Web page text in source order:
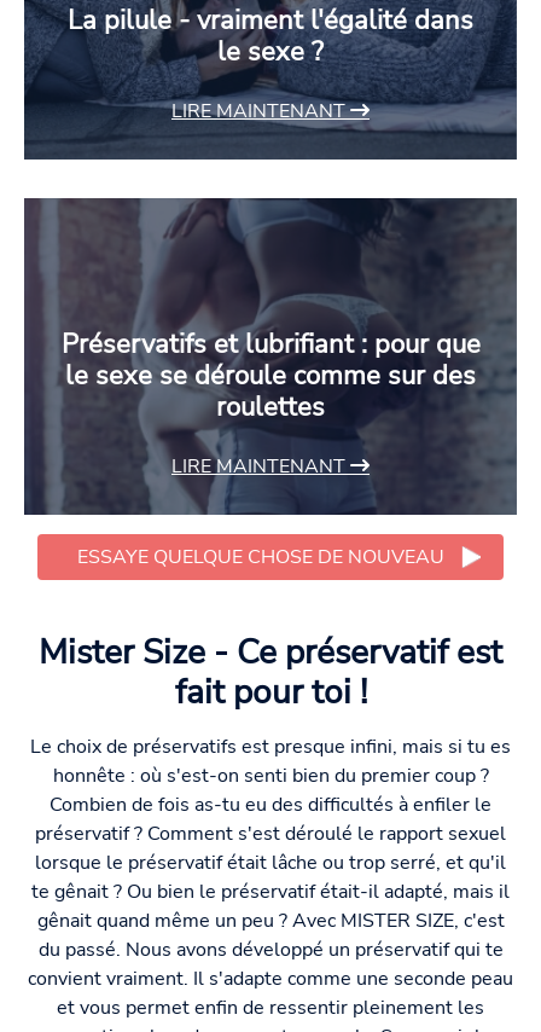
La pilule - vraiment l'égalité dans
le sexe ?
LIRE MAINTENANT
Préservatifs et lubrifiant : pour que
le sexe se déroule comme sur des
roulettes
LIRE MAINTENANT
ESSAYE QUELQUE CHOSE DE NOUVEAU
Mister Size - Ce préservatif est
fait pour toi !
Le choix de préservatifs est presque infini, mais si tu es
honnête : où s'est-on senti bien du premier coup ?
Combien de fois as-tu eu des difficultés à enfiler le
préservatif ? Comment s'est déroulé le rapport sexuel
lorsque le préservatif était lâche ou trop serré, et qu'il
te gênait ? Ou bien le préservatif était-il adapté, mais il
gênait quand même un peu ? Avec MISTER SIZE, c'est
du passé. Nous avons développé un préservatif qui te
convient vraiment. Il s'adapte comme une seconde peau
et vous permet enfin de ressentir pleinement les